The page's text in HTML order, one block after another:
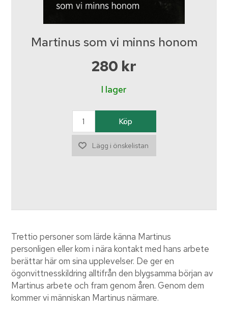
Martinus som vi minns honom
280 kr
I lager
Trettio personer som lärde känna Martinus
personligen eller kom i nära kontakt med hans arbete
berättar här om sina upplevelser. De ger en
ögonvittnesskildring alltifrån den blygsamma början av
Martinus arbete och fram genom åren. Genom dem
kommer vi människan Martinus närmare.